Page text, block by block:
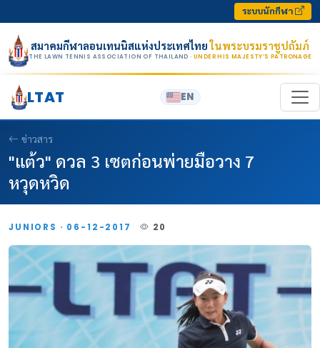
ระบบนักกีฬา
สมาคมกีฬาลอนเทนนิสแห่งประเทศไทยในพระบรมราชูปถัมภ์
THE LAWN TENNIS ASSOCIATION OF THAILAND · UNDER HIS MAJESTY’S PATRONAGE
LTAT EN
ข่าวสาร
"แต้ว" ดวล 3 เซตก่อนพ่ายมือวาง 7
หวุดหวิด
JUNIORS · 06-12-2017 20